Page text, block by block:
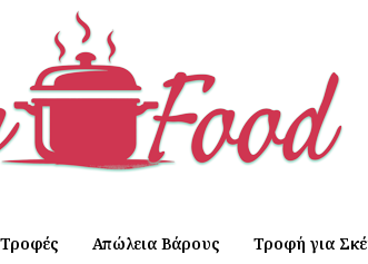
Τροφές Απώλεια Βάρους Τροφή για